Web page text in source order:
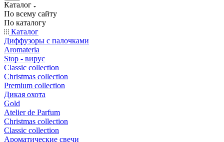
Каталог
По всему сайту
По каталогу
Каталог
Диффузоры с палочками
Aromateria
Stop - вирус
Сlassic collection
Сhristmas collection
Premium collection
Дикая охота
Gold
Atelier de Parfum
Christmas collection
Classic collection
Ароматические свечи